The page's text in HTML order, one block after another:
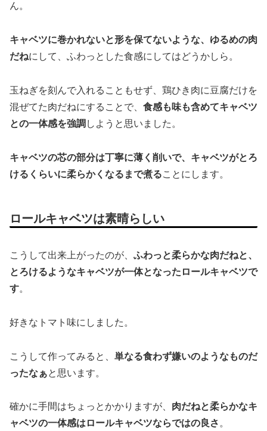
ん。
キャベツに巻かれないと形を保てないような、ゆるめの肉
だねにして、ふわっとした食感にしてはどうかしら。
玉ねぎを刻んで入れることもせず、鶏ひき肉に豆腐だけを
混ぜてた肉だねにすることで、 食感も味も含めてキャベツ
との一体感を強調 しようと思いました。
キャベツの芯の部分は丁寧に薄く削いで、キャベツがとろ
けるくらいに柔らかくなるまで煮ることにします。
ロールキャベツは素晴らしい
こうして出来上がったのが、 ふわっと柔らかな肉だねと、
とろけるようなキャベツが一体となったロールキャベツで
す。
好きなトマト味にしました。
こうして作ってみると、 単なる食わず嫌いのようなものだ
ったなぁと思います。
確かに手間はちょっとかかりますが、 肉だねと柔らかなキ
ャベツの一体感はロールキャベツならではの良さ。